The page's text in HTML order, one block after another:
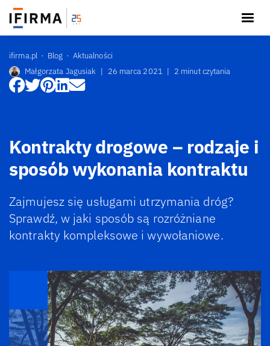
ifirma.pl Blog
Aktualności
Małgorzata Jagusiak | 26 marca 2021 | 2 minut czytania
Kontrakty drogowe – rodzaje i
sposób wykonania kontraktu
Zajmujesz się usługami utrzymania dróg?
Sprawdź, w jaki sposób są rozróżniane
kontrakty kompleksowe i wywołaniowe.